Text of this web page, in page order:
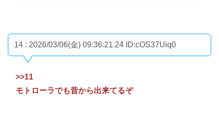
14 : 2026/03/06(金) 09:36:21.24 ID:cOS37Uiq0
>>11
モトローラでも昔から出来てるぞ